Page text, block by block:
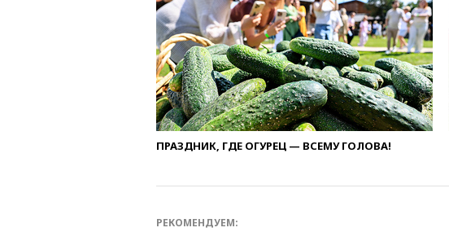
ПРАЗДНИК, ГДЕ ОГУРЕЦ — ВСЕМУ ГОЛОВА!
РЕКОМЕНДУЕМ: